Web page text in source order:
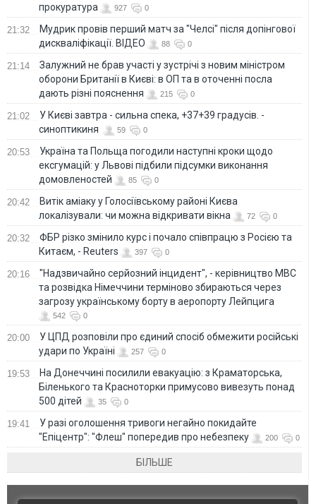
прокуратура
927 0
21:32
Мудрик провів перший матч за "Челсі" після допінгової
дискваліфікації. ВІДЕО
88 0
21:14
Залужний не брав участі у зустрічі з новим міністром
оборони Британії в Києві: в ОП та в оточенні посла
дають різні пояснення
215 0
21:02
У Києві завтра - сильна спека, +37+39 градусів. -
синоптикиня
59 0
20:53
Україна та Польща погодили наступні кроки щодо
ексгумацій: у Львові підбили підсумки виконання
домовленостей
85 0
20:42
Витік аміаку у Голосіївському районі Києва
локалізували: чи можна відкривати вікна
72 0
20:32
ФБР різко змінило курс і почало співпрацю з Росією та
Китаєм, - Reuters
397 0
20:16
"Надзвичайно серйозний інцидент", - керівництво МВС
та розвідка Німеччини терміново збираються через
загрозу українському борту в аеропорту Лейпцига
542 0
20:00
У ЦПД розповіли про єдиний спосіб обмежити російські
удари по Україні
257 0
19:53
На Донеччині посилили евакуацію: з Краматорська,
Біленького та Красноторки примусово вивезуть понад
500 дітей
35 0
19:41
У разі оголошення тривоги негайно покидайте
"Епіцентр": "Флеш" попередив про небезпеку
200 0
БІЛЬШЕ